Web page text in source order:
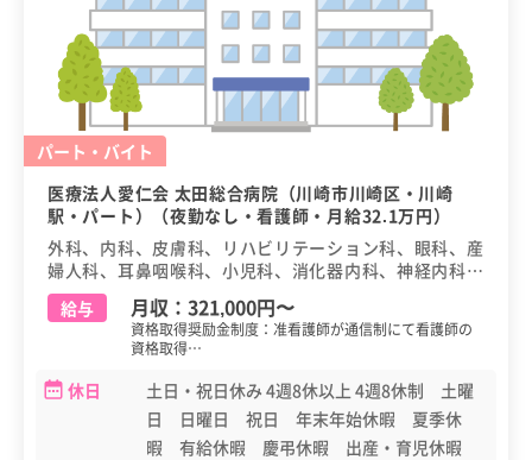
パート・バイト
医療法人愛仁会 太田総合病院（川崎市川崎区・川崎
駅・パート）（夜勤なし・看護師・月給32.1万円）
外科、内科、皮膚科、リハビリテーション科、眼科、産
婦人科、耳鼻咽喉科、小児科、消化器内科、神経内科、
整形外科、脳神経外科、泌尿器科、婦人科、麻酔科、放
射線科、消化器外科
給与 月収： 321,000円〜
資格取得奨励金制度：准看護師が通信制にて看護師の
資格取得…
休日
土日・祝日休み 4週8休以上 4週8休制 土曜
日 日曜日 祝日 年末年始休暇 夏季休
暇 有給休暇 慶弔休暇 出産・育児休暇